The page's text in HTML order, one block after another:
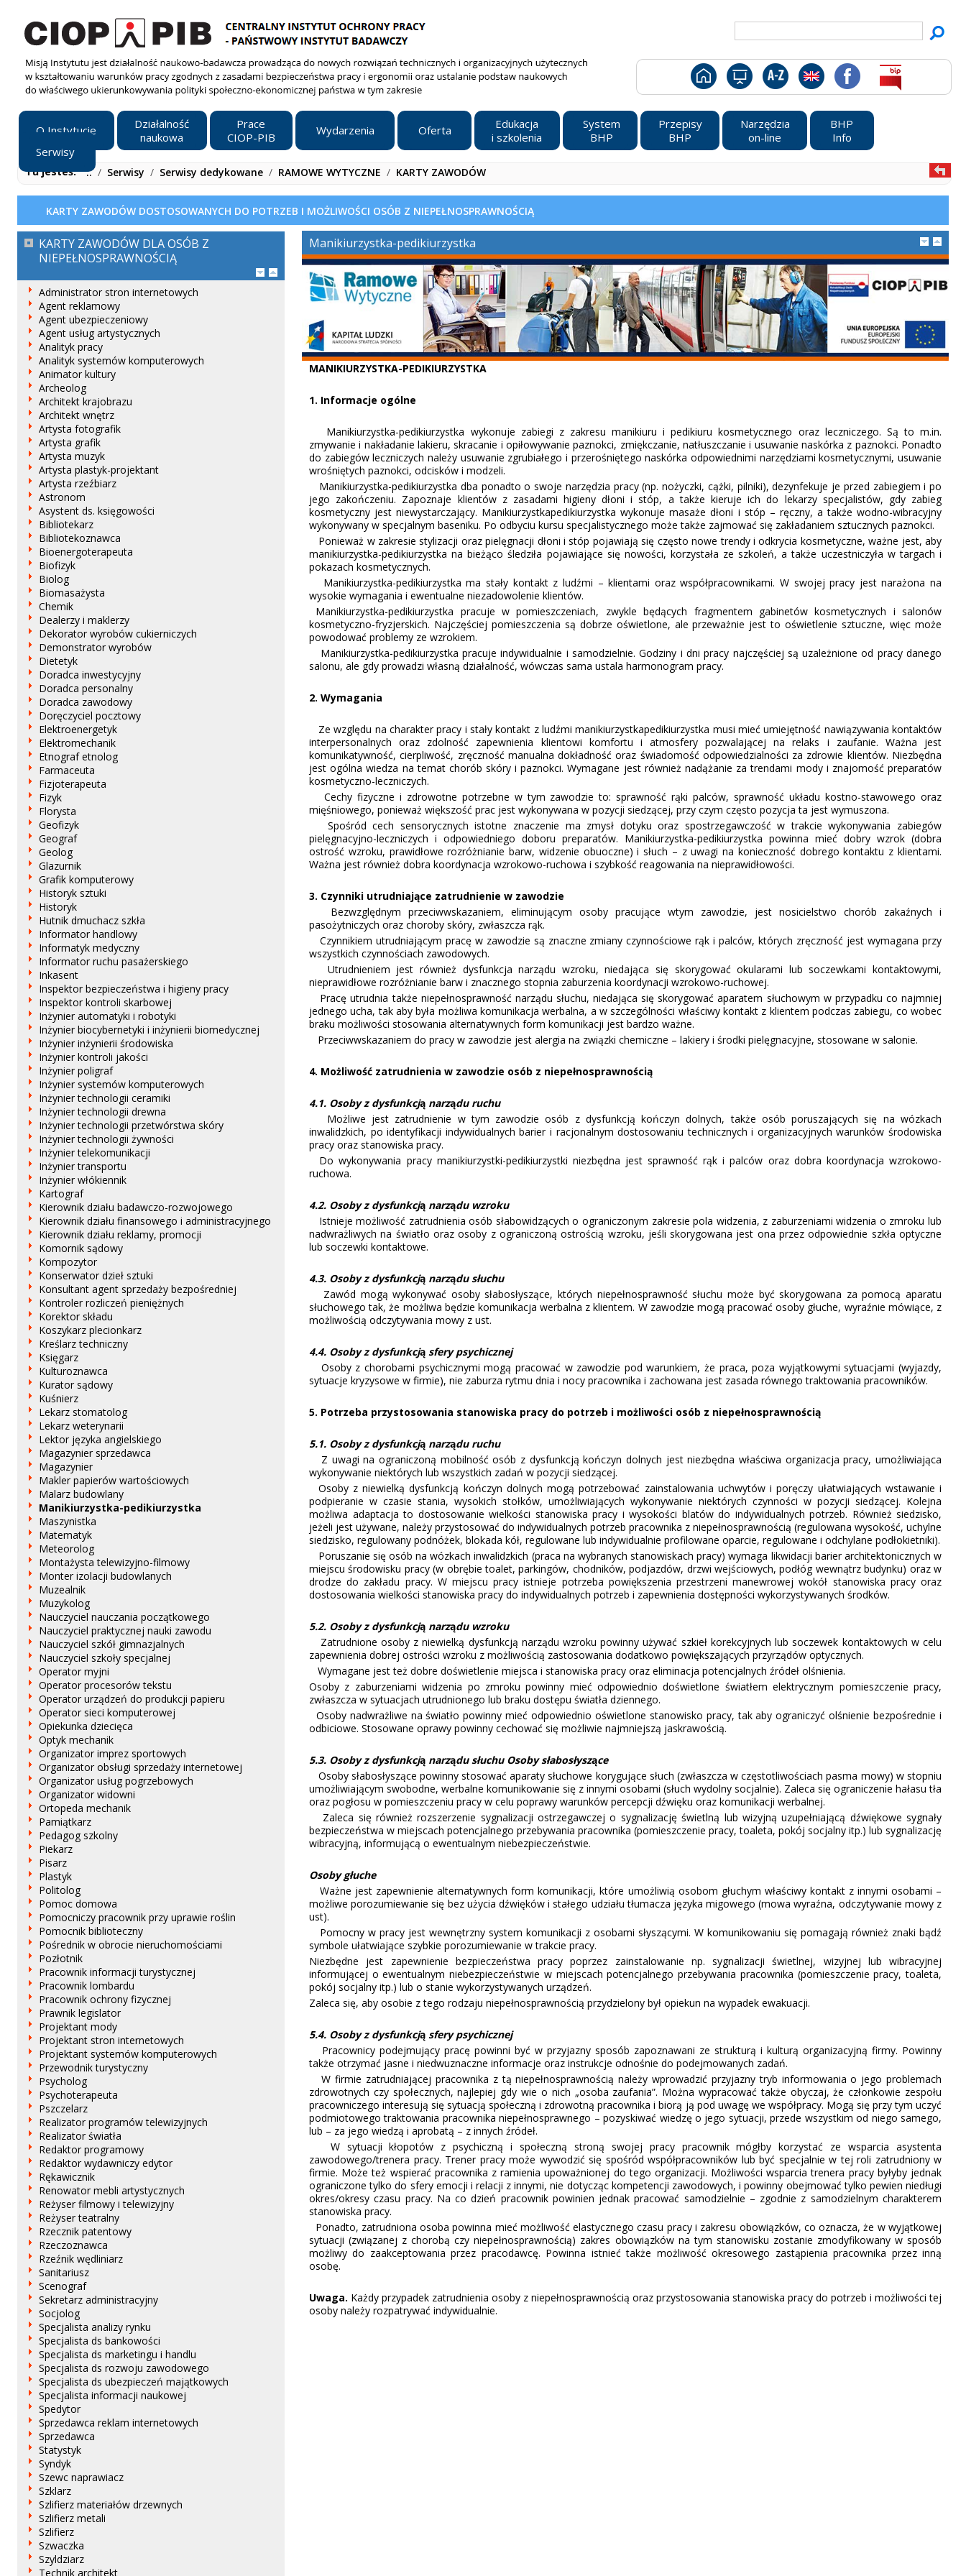
O Instytucie
Działalność
naukowa
Prace
CIOP-PIB
Wydarzenia Oferta
Edukacja
i szkolenia
System
BHP
Przepisy
BHP
Narzędzia
on-line
BHP
Info
Serwisy
Tu jesteś: ../ Serwisy / Serwisy dedykowane / RAMOWE WYTYCZNE / KARTY ZAWODÓW
KARTY ZAWODÓW DOSTOSOWANYCH DO POTRZEB I MOŻLIWOŚCI OSÓB Z NIEPEŁNOSPRAWNOŚCIĄ
KARTY ZAWODÓW DLA OSÓB Z
NIEPEŁNOSPRAWNOŚCIĄ
Administrator stron internetowych
Agent reklamowy
Agent ubezpieczeniowy
Agent usług artystycznych
Analityk pracy
Analityk systemów komputerowych
Animator kultury
Archeolog
Architekt krajobrazu
Architekt wnętrz
Artysta fotografik
Artysta grafik
Artysta muzyk
Artysta plastyk-projektant
Artysta rzeźbiarz
Astronom
Asystent ds. księgowości
Bibliotekarz
Bibliotekoznawca
Bioenergoterapeuta
Biofizyk
Biolog
Biomasażysta
Chemik
Dealerzy i maklerzy
Dekorator wyrobów cukierniczych
Demonstrator wyrobów
Dietetyk
Doradca inwestycyjny
Doradca personalny
Doradca zawodowy
Doręczyciel pocztowy
Elektroenergetyk
Elektromechanik
Etnograf etnolog
Farmaceuta
Fizjoterapeuta
Fizyk
Florysta
Geofizyk
Geograf
Geolog
Glazurnik
Grafik komputerowy
Historyk sztuki
Historyk
Hutnik dmuchacz szkła
Informator handlowy
Informatyk medyczny
Informator ruchu pasażerskiego
Inkasent
Inspektor bezpieczeństwa i higieny pracy
Inspektor kontroli skarbowej
Inżynier automatyki i robotyki
Inżynier biocybernetyki i inżynierii biomedycznej
Inżynier inżynierii środowiska
Inżynier kontroli jakości
Inżynier poligraf
Inżynier systemów komputerowych
Inżynier technologii ceramiki
Inżynier technologii drewna
Inżynier technologii przetwórstwa skóry
Inżynier technologii żywności
Inżynier telekomunikacji
Inżynier transportu
Inżynier włókiennik
Kartograf
Kierownik działu badawczo-rozwojowego
Kierownik działu finansowego i administracyjnego
Kierownik działu reklamy, promocji
Komornik sądowy
Kompozytor
Konserwator dzieł sztuki
Konsultant agent sprzedaży bezpośredniej
Kontroler rozliczeń pieniężnych
Korektor składu
Koszykarz plecionkarz
Kreślarz techniczny
Księgarz
Kulturoznawca
Kurator sądowy
Kuśnierz
Lekarz stomatolog
Lekarz weterynarii
Lektor języka angielskiego
Magazynier sprzedawca
Magazynier
Makler papierów wartościowych
Malarz budowlany
Manikiurzystka-pedikiurzystka
Maszynistka
Matematyk
Meteorolog
Montażysta telewizyjno-filmowy
Monter izolacji budowlanych
Muzealnik
Muzykolog
Nauczyciel nauczania początkowego
Nauczyciel praktycznej nauki zawodu
Nauczyciel szkół gimnazjalnych
Nauczyciel szkoły specjalnej
Operator myjni
Operator procesorów tekstu
Operator urządzeń do produkcji papieru
Operator sieci komputerowej
Opiekunka dziecięca
Optyk mechanik
Organizator imprez sportowych
Organizator obsługi sprzedaży internetowej
Organizator usług pogrzebowych
Organizator widowni
Ortopeda mechanik
Pamiątkarz
Pedagog szkolny
Piekarz
Pisarz
Plastyk
Politolog
Pomoc domowa
Pomocniczy pracownik przy uprawie roślin
Pomocnik biblioteczny
Pośrednik w obrocie nieruchomościami
Pozłotnik
Pracownik informacji turystycznej
Pracownik lombardu
Pracownik ochrony fizycznej
Prawnik legislator
Projektant mody
Projektant stron internetowych
Projektant systemów komputerowych
Przewodnik turystyczny
Psycholog
Psychoterapeuta
Pszczelarz
Realizator programów telewizyjnych
Realizator światła
Redaktor programowy
Redaktor wydawniczy edytor
Rękawicznik
Renowator mebli artystycznych
Reżyser filmowy i telewizyjny
Reżyser teatralny
Rzecznik patentowy
Rzeczoznawca
Rzeźnik wędliniarz
Sanitariusz
Scenograf
Sekretarz administracyjny
Socjolog
Specjalista analizy rynku
Specjalista ds bankowości
Specjalista ds marketingu i handlu
Specjalista ds rozwoju zawodowego
Specjalista ds ubezpieczeń majątkowych
Specjalista informacji naukowej
Spedytor
Sprzedawca reklam internetowych
Sprzedawca
Statystyk
Syndyk
Szewc naprawiacz
Szklarz
Szlifierz materiałów drzewnych
Szlifierz metali
Szlifierz
Szwaczka
Szyldziarz
Technik architekt
Manikiurzystka-pedikiurzystka
MANIKIURZYSTKA-PEDIKIURZYSTKA
1. Informacje ogólne
Manikiurzystka-pedikiurzystka wykonuje zabiegi z zakresu manikiuru i pedikiuru kosmetycznego oraz leczniczego. Są to m.in.
zmywanie i nakładanie lakieru, skracanie i opiłowywanie paznokci, zmiękczanie, natłuszczanie i usuwanie naskórka z paznokci. Ponadto
do zabiegów leczniczych należy usuwanie zgrubiałego i przerośniętego naskórka odpowiednimi narzędziami kosmetycznymi, usuwanie
wrośniętych paznokci, odcisków i modzeli.
Manikiurzystka-pedikiurzystka dba ponadto o swoje narzędzia pracy (np. nożyczki, cążki, pilniki), dezynfekuje je przed zabiegiem i po
jego zakończeniu. Zapoznaje klientów z zasadami higieny dłoni i stóp, a także kieruje ich do lekarzy specjalistów, gdy zabieg
kosmetyczny jest niewystarczający. Manikiurzystka­pedikiurzystka wykonuje masaże dłoni i stóp – ręczny, a także wodno-wibracyjny
wykonywany w specjalnym baseniku. Po odbyciu kursu specjalistycznego może także zajmować się zakładaniem sztucznych paznokci.
Ponieważ w zakresie stylizacji oraz pielęgnacji dłoni i stóp pojawiają się często nowe trendy i odkrycia kosmetyczne, ważne jest, aby
manikiurzystka-pedikiurzystka na bieżąco śledziła pojawiające się nowości, korzystała ze szkoleń, a także uczestniczyła w targach i
pokazach kosmetycznych.
Manikiurzystka-pedikiurzystka ma stały kontakt z ludźmi – klientami oraz współpracownikami. W swojej pracy jest narażona na
wysokie wymagania i ewentualne niezadowolenie klientów.
Manikiurzystka-pedikiurzystka pracuje w pomieszczeniach, zwykle będących fragmentem gabinetów kosmetycznych i salonów
kosmetyczno-fryzjerskich. Najczęściej pomieszczenia są dobrze oświetlone, ale przeważnie jest to oświetlenie sztuczne, więc może
powodować problemy ze wzrokiem.
Manikiurzystka-pedikiurzystka pracuje indywidualnie i samodzielnie. Godziny i dni pracy najczęściej są uzależnione od pracy danego
salonu, ale gdy prowadzi własną działalność, wówczas sama ustala harmonogram pracy.
2. Wymagania
Ze względu na charakter pracy i stały kontakt z ludźmi manikiurzystka­pedikiurzystka musi mieć umiejętność nawiązywania kontaktów
interpersonalnych oraz zdolność zapewnienia klientowi komfortu i atmosfery pozwalającej na relaks i zaufanie. Ważna jest
komunikatywność, cierpliwość, zręczność manualna dokładność oraz świadomość odpowiedzialności za zdrowie klientów. Niezbędna
jest ogólna wiedza na temat chorób skóry i paznokci. Wymagane jest również nadążanie za trendami mody i znajomość preparatów
kosmetyczno-leczniczych.
Cechy fizyczne i zdrowotne potrzebne w tym zawodzie to: sprawność rąki palców, sprawność układu kostno-stawowego oraz
mięśniowego, ponieważ większość prac jest wykonywana w pozycji siedzącej, przy czym często pozycja ta jest wymuszona.
Spośród cech sensorycznych istotne znaczenie ma zmysł dotyku oraz spostrzegawczość w trakcie wykonywania zabiegów
pielęgnacyjno-leczniczych i odpowiedniego doboru preparatów. Manikiurzystka-pedikiurzystka powinna mieć dobry wzrok (dobra
ostrość wzroku, prawidłowe rozróżnianie barw, widzenie obuoczne) i słuch – z uwagi na konieczność dobrego kontaktu z klientami.
Ważna jest również dobra koordynacja wzrokowo-ruchowa i szybkość reagowania na nieprawidłowości.
3. Czynniki utrudniające zatrudnienie w zawodzie
Bezwzględnym przeciwwskazaniem, eliminującym osoby pracujące wtym zawodzie, jest nosicielstwo chorób zakaźnych i
pasożytniczych oraz choroby skóry, zwłaszcza rąk.
Czynnikiem utrudniającym pracę w zawodzie są znaczne zmiany czynnościowe rąk i palców, których zręczność jest wymagana przy
wszystkich czynnościach zawodowych.
Utrudnieniem jest również dysfunkcja narządu wzroku, niedająca się skorygować okularami lub soczewkami kontaktowymi,
nieprawidłowe rozróżnianie barw i znacznego stopnia zaburzenia koordynacji wzrokowo-ruchowej.
Pracę utrudnia także niepełnosprawność narządu słuchu, niedająca się skorygować aparatem słuchowym w przypadku co najmniej
jednego ucha, tak aby była możliwa komunikacja werbalna, a w szczególności właściwy kontakt z klientem podczas zabiegu, co wobec
braku możliwości stosowania alternatywnych form komunikacji jest bardzo ważne.
Przeciwwskazaniem do pracy w zawodzie jest alergia na związki chemiczne – lakiery i środki pielęgnacyjne, stosowane w salonie.
4. Możliwość zatrudnienia w zawodzie osób z niepełnosprawnością
4.1. Osoby z dysfunkcją narządu ruchu
Możliwe jest zatrudnienie w tym zawodzie osób z dysfunkcją kończyn dolnych, także osób poruszających się na wózkach
inwalidzkich, po identyfikacji indywidualnych barier i racjonalnym dostosowaniu technicznych i organizacyjnych warunków środowiska
pracy oraz stanowiska pracy.
Do wykonywania pracy manikiurzystki-pedikiurzystki niezbędna jest sprawność rąk i palców oraz dobra koordynacja wzrokowo-
ruchowa.
4.2. Osoby z dysfunkcją narządu wzroku
Istnieje możliwość zatrudnienia osób słabowidzących o ograniczonym zakresie pola widzenia, z zaburzeniami widzenia o zmroku lub
nadwrażliwych na światło oraz osoby z ograniczoną ostrością wzroku, jeśli skorygowana jest ona przez odpowiednie szkła optyczne
lub soczewki kontaktowe.
4.3. Osoby z dysfunkcją narządu słuchu
Zawód mogą wykonywać osoby słabosłyszące, których niepełnosprawność słuchu może być skorygowana za pomocą aparatu
słuchowego tak, że możliwa będzie komunikacja werbalna z klientem. W zawodzie mogą pracować osoby głuche, wyraźnie mówiące, z
możliwością odczytywania mowy z ust.
4.4. Osoby z dysfunkcją sfery psychicznej
Osoby z chorobami psychicznymi mogą pracować w zawodzie pod warunkiem, że praca, poza wyjątkowymi sytuacjami (wyjazdy,
sytuacje kryzysowe w firmie), nie zaburza rytmu dnia i nocy pracownika i zachowana jest zasada równego traktowania pracowników.
5. Potrzeba przystosowania stanowiska pracy do potrzeb i możliwości osób z niepełnosprawnością
5.1. Osoby z dysfunkcją narządu ruchu
Z uwagi na ograniczoną mobilność osób z dysfunkcją kończyn dolnych jest niezbędna właściwa organizacja pracy, umożliwiająca
wykonywanie niektórych lub wszystkich zadań w pozycji siedzącej.
Osoby z niewielką dysfunkcją kończyn dolnych mogą potrzebować zainstalowania uchwytów i poręczy ułatwiających wstawanie i
podpieranie w czasie stania, wysokich stołków, umożliwiających wykonywanie niektórych czynności w pozycji siedzącej. Kolejna
możliwa adaptacja to dostosowanie wielkości stanowiska pracy i wysokości blatów do indywidualnych potrzeb. Również siedzisko,
jeżeli jest używane, należy przystosować do indywidualnych potrzeb pracownika z niepełnosprawnością (regulowana wysokość, uchylne
siedzisko, regulowany podnóżek, blokada kół, regulowane lub indywidualnie profilowane oparcie, regulowane i odchylane podłokietniki).
Poruszanie się osób na wózkach inwalidzkich (praca na wybranych stanowiskach pracy) wymaga likwidacji barier architektonicznych w
miejscu środowisku pracy (w obrębie toalet, parkingów, chodników, podjazdów, drzwi wejściowych, podłóg wewnątrz budynku) oraz w
drodze do zakładu pracy. W miejscu pracy istnieje potrzeba powiększenia przestrzeni manewrowej wokół stanowiska pracy oraz
dostosowania wielkości stanowiska pracy do indywidualnych potrzeb i zapewnienia dostępności wykorzystywanych środków.
5.2. Osoby z dysfunkcją narządu wzroku
Zatrudnione osoby z niewielką dysfunkcją narządu wzroku powinny używać szkieł korekcyjnych lub soczewek kontaktowych w celu
zapewnienia dobrej ostrości wzroku z możliwością zastosowania dodatkowo powiększających przyrządów optycznych.
Wymagane jest też dobre doświetlenie miejsca i stanowiska pracy oraz eliminacja potencjalnych źródeł olśnienia.
Osoby z zaburzeniami widzenia po zmroku powinny mieć odpowiednio doświetlone światłem elektrycznym pomieszczenie pracy,
zwłaszcza w sytuacjach utrudnionego lub braku dostępu światła dziennego.
Osoby nadwrażliwe na światło powinny mieć odpowiednio oświetlone stanowisko pracy, tak aby ograniczyć olśnienie bezpośrednie i
odbiciowe. Stosowane oprawy powinny cechować się możliwie najmniejszą jaskrawością.
5.3. Osoby z dysfunkcją narządu słuchu Osoby słabosłyszące
Osoby słabosłyszące powinny stosować aparaty słuchowe korygujące słuch (zwłaszcza w częstotliwościach pasma mowy) w stopniu
umożliwiającym swobodne, werbalne komunikowanie się z innymi osobami (słuch wydolny socjalnie). Zaleca się ograniczenie hałasu tła
oraz pogłosu w pomieszczeniu pracy w celu poprawy warunków percepcji dźwięku oraz komunikacji werbalnej.
Zaleca się również rozszerzenie sygnalizacji ostrzegawczej o sygnalizację świetlną lub wizyjną uzupełniającą dźwiękowe sygnały
bezpieczeństwa w miejscach potencjalnego przebywania pracownika (pomieszczenie pracy, toaleta, pokój socjalny itp.) lub sygnalizację
wibracyjną, informującą o ewentualnym niebezpieczeństwie.
Osoby głuche
Ważne jest zapewnienie alternatywnych form komunikacji, które umożliwią osobom głuchym właściwy kontakt z innymi osobami –
możliwe porozumiewanie się bez użycia dźwięków i stałego udziału tłumacza języka migowego (mowa wyraźna, odczytywanie mowy z
ust).
Pomocny w pracy jest wewnętrzny system komunikacji z osobami słyszącymi. W komunikowaniu się pomagają również znaki bądź
symbole ułatwiające szybkie porozumiewanie w trakcie pracy.
Niezbędne jest zapewnienie bezpieczeństwa pracy poprzez zainstalowanie np. sygnalizacji świetlnej, wizyjnej lub wibracyjnej
informującej o ewentualnym niebezpieczeństwie w miejscach potencjalnego przebywania pracownika (pomieszczenie pracy, toaleta,
pokój socjalny itp.) lub o stanie wykorzystywanych urządzeń.
Zaleca się, aby osobie z tego rodzaju niepełnosprawnością przydzielony był opiekun na wypadek ewakuacji.
5.4. Osoby z dysfunkcją sfery psychicznej
Pracownicy podejmujący pracę powinni być w przyjazny sposób zapoznawani ze strukturą i kulturą organizacyjną firmy. Powinny
także otrzymać jasne i niedwuznaczne informacje oraz instrukcje odnośnie do podejmowanych zadań.
W firmie zatrudniającej pracownika z tą niepełnosprawnością należy wprowadzić przyjazny tryb informowania o jego problemach
zdrowotnych czy społecznych, najlepiej gdy wie o nich „osoba zaufania”. Można wypracować także obyczaj, że członkowie zespołu
pracowniczego interesują się sytuacją społeczną i zdrowotną pracownika i biorą ją pod uwagę we współpracy. Mogą się przy tym uczyć
podmiotowego traktowania pracownika niepełnosprawnego – pozyskiwać wiedzę o jego sytuacji, przede wszystkim od niego samego,
lub – za jego wiedzą i aprobatą – z innych źródeł.
W sytuacji kłopotów z psychiczną i społeczną stroną swojej pracy pracownik mógłby korzystać ze wsparcia asystenta
zawodowego/trenera pracy. Trener pracy może wywodzić się spośród współpracowników lub być specjalnie w tej roli zatrudniony w
firmie. Może też wspierać pracownika z ramienia upoważnionej do tego organizacji. Możliwości wsparcia trenera pracy byłyby jednak
ograniczone tylko do sfery emocji i relacji z innymi, nie dotycząc kompetencji zawodowych, i powinny obejmować tylko pewien niedługi
okres/okresy czasu pracy. Na co dzień pracownik powinien jednak pracować samodzielnie – zgodnie z samodzielnym charakterem
stanowiska pracy.
Ponadto, zatrudniona osoba powinna mieć możliwość elastycznego czasu pracy i zakresu obowiązków, co oznacza, że w wyjątkowej
sytuacji (związanej z chorobą czy niepełnosprawnością) zakres obowiązków na tym stanowisku zostanie zmodyfikowany w sposób
możliwy do zaakceptowania przez pracodawcę. Powinna istnieć także możliwość okresowego zastąpienia pracownika przez inną
osobę.
Uwaga. Każdy przypadek zatrudnienia osoby z niepełnosprawnością oraz przystosowania stanowiska pracy do potrzeb i możliwości tej
osoby należy rozpatrywać indywidualnie.